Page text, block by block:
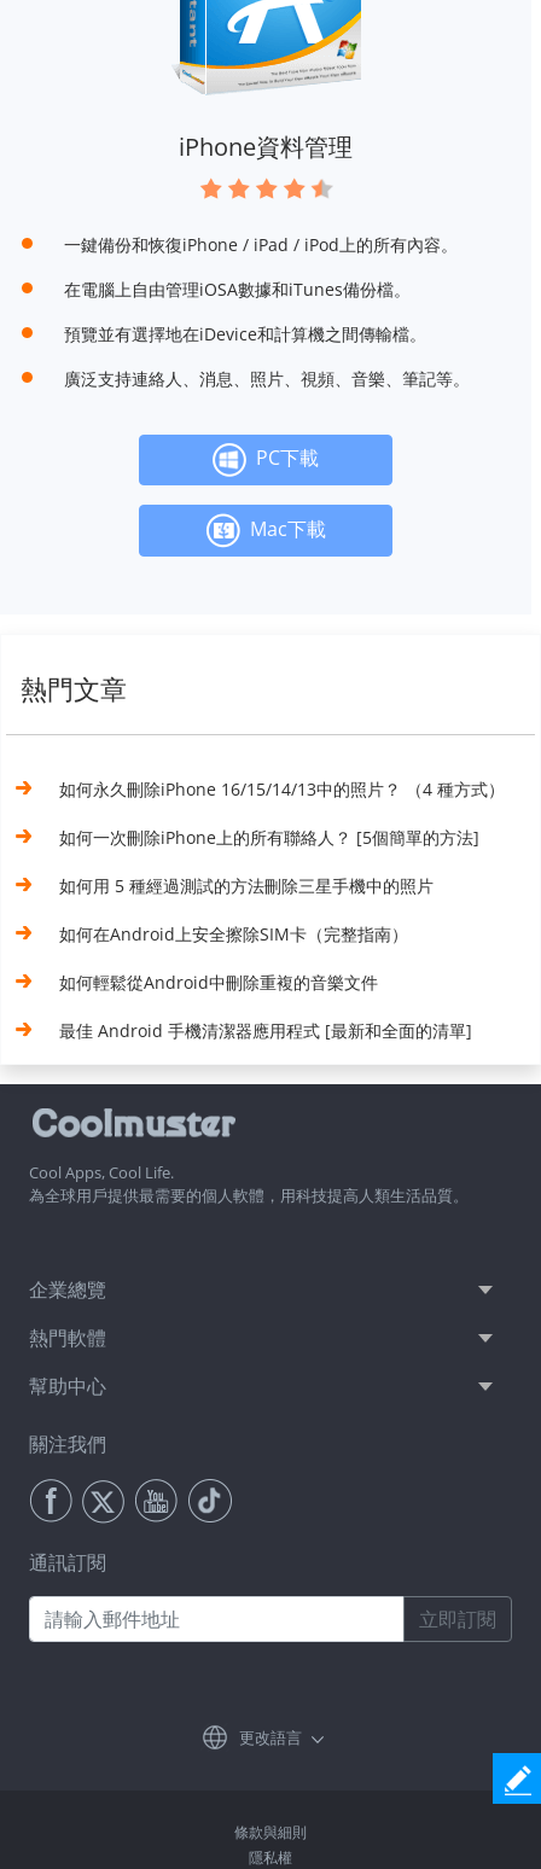
iPhone資料管理
一鍵備份和恢復iPhone / iPad / iPod上的所有內容。
在電腦上自由管理iOSA數據和iTunes備份檔。
預覽並有選擇地在iDevice和計算機之間傳輸檔。
廣泛支持連絡人、消息、照片、視頻、音樂、筆記等。
PC下載
Mac下載
熱門文章
如何永久刪除iPhone 16/15/14/13中的照片？ （4 種方式）
如何一次刪除iPhone上的所有聯絡人？ [5個簡單的方法]
如何用 5 種經過測試的方法刪除三星手機中的照片
如何在Android上安全擦除SIM卡（完整指南）
如何輕鬆從Android中刪除重複的音樂文件
最佳 Android 手機清潔器應用程式 [最新和全面的清單]
Cool Apps, Cool Life.
為全球用戶提供最需要的個人軟體，用科技提高人類生活品質。
企業總覽
熱門軟體
幫助中心
關注我們
通訊訂閱
立即訂閱
更改語言
條款與細則
隱私權